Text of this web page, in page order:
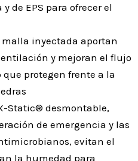
de EPS para ofrecer el
inyectada aportan
y mejoran el flujo
protegen frente a la
Static® desmontable,
de emergencia y las
evitan el
la humedad para